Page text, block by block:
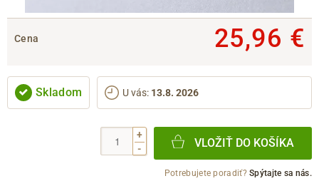
Cena 25,96 €
Skladom U vás: 13.8. 2026
+
-
VLOŽIŤ DO KOŠÍKA
Potrebujete poradiť?Spýtajte sa nás.